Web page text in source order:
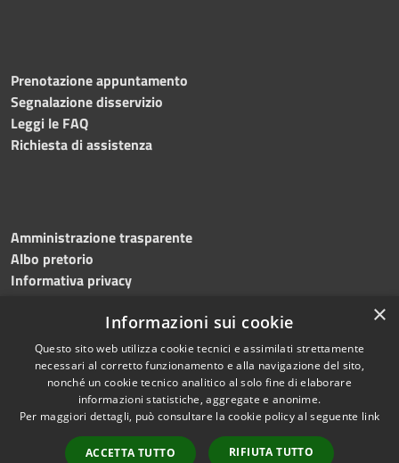
Prenotazione appuntamento
Segnalazione disservizio
Leggi le FAQ
Richiesta di assistenza
Amministrazione trasparente
Albo pretorio
Informativa privacy
Dichiarazione di accessibilità Meccanismo di feedback
RSS
Accessibilità
Copyright © 2026 • Comune di
Bitonto • Powered by
Municipium•
Accesso
×
Informazioni sui cookie
Questo sito web utilizza cookie tecnici e assimilati strettamente
necessari al corretto funzionamento e alla navigazione del sito,
nonché un cookie tecnico analitico al solo fine di elaborare
informazioni statistiche, aggregate e anonime.
Per maggiori dettagli, può consultare la cookie policy al seguente link
ACCETTA TUTTO RIFIUTA TUTTO